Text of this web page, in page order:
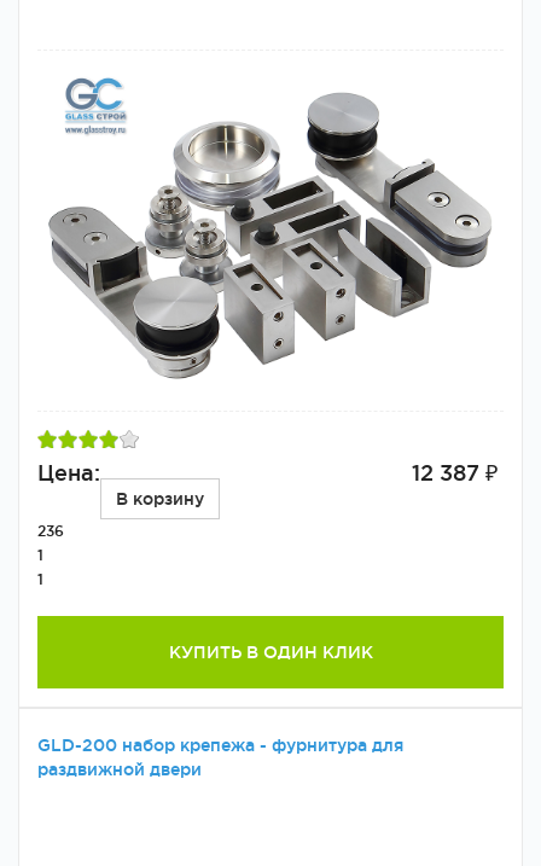
Цена: 12 387 ₽
В корзину
236
1
1
КУПИТЬ В ОДИН КЛИК
GLD-200 набор крепежа - фурнитура для
раздвижной двери